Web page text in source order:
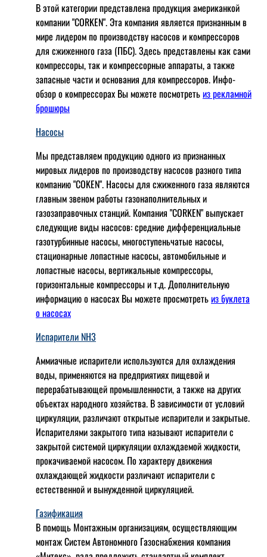
В этой категории представлена продукция американкой
компании "CORKEN". Эта компания является признанным в
мире лидером по производству насосов и компрессоров
для сжиженного газа (ПБС). Здесь представлены как сами
компрессоры, так и компрессорные аппараты, а также
запасные части и основания для компрессоров. Инфо-
обзор о компрессорах Вы можете посмотретьиз рекламной
брошюры
Насосы
Мы представляем продукцию одного из признанных
мировых лидеров по производству насосов разного типа
компанию "COKEN". Насосы для сжиженного газа являются
главным звеном работы газонаполнительных и
газозаправочных станций. Компания "CORKEN" выпускает
следующие виды насосов: cредние дифференциальные
газотурбинные насосы, многоступеньчатые насосы,
стационарные лопастные насосы, автомобильные и
лопaстные насосы, вертикальные компрессоры,
горизонтальные компрессоры и т.д. Дополнительную
информацию о насосах Вы можете просмотретьиз буклета
о насосах
Испарители NH3
Аммиачные испарители используются для охлаждения
воды, применяются на предприятиях пищевой и
перерабатывающей промышленности, а также на других
объектах народного хозяйства. В зависимости от условий
циркуляции, различают открытые испарители и закрытые.
Испарителями закрытого типа называют испарители с
закрытой системой циркуляции охлаждаемой жидкости,
прокачиваемой насосом. По характеру движения
охлаждающей жидкости различают испарители с
естественной и вынужденной циркуляцией.
Газификация
В помощь Монтажным организациям, осуществляющим
монтаж Систем Автономного Газоснабжения компания